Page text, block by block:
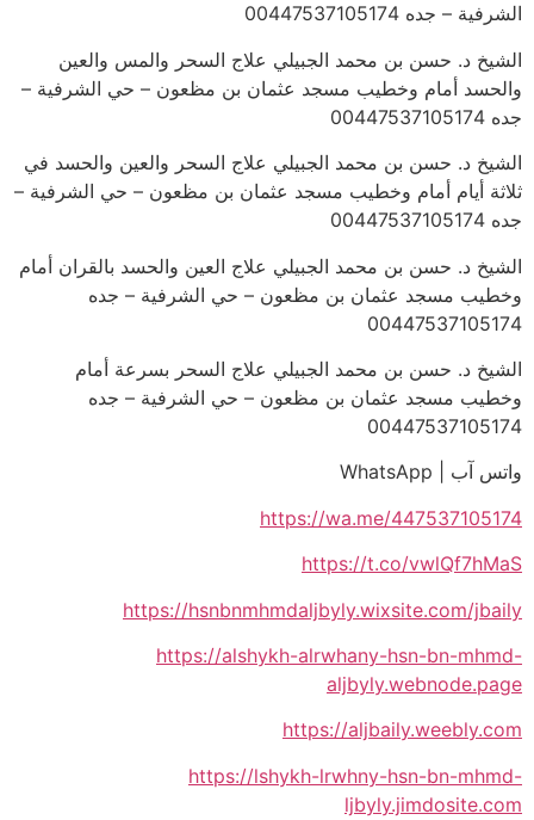
الشرفية – جده 00447537105174
الشيخ د. حسن بن محمد الجبيلي علاج السحر والمس والعين
والحسد أمام وخطيب مسجد عثمان بن مظعون – حي الشرفية –
جده 00447537105174
الشيخ د. حسن بن محمد الجبيلي علاج السحر والعين والحسد في
ثلاثة أيام أمام وخطيب مسجد عثمان بن مظعون – حي الشرفية –
جده 00447537105174
الشيخ د. حسن بن محمد الجبيلي علاج العين والحسد بالقران أمام
وخطيب مسجد عثمان بن مظعون – حي الشرفية – جده
00447537105174
الشيخ د. حسن بن محمد الجبيلي علاج السحر بسرعة أمام
وخطيب مسجد عثمان بن مظعون – حي الشرفية – جده
00447537105174
واتس آب | WhatsApp
https://wa.me/447537105174
https://t.co/vwlQf7hMaS
https://hsnbnmhmdaljbyly.wixsite.com/jbaily
https://alshykh-alrwhany-hsn-bn-mhmd-
aljbyly.webnode.page
https://aljbaily.weebly.com
https://lshykh-lrwhny-hsn-bn-mhmd-
ljbyly.jimdosite.com